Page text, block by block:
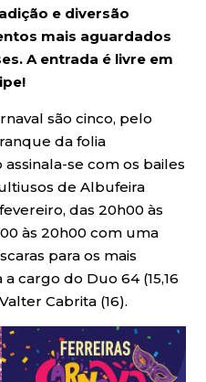
e diversão
mais aguardados
A entrada é livre em
são cinco, pelo
da folia
se com os bailes
de Albufeira
das 20h00 às
às 20h00 com uma
para os mais
cargo do Duo 64 (15,16
Cabrita (16).